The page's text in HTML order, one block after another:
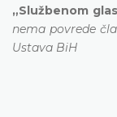
„Službenom
nema povrede
Ustava BiH